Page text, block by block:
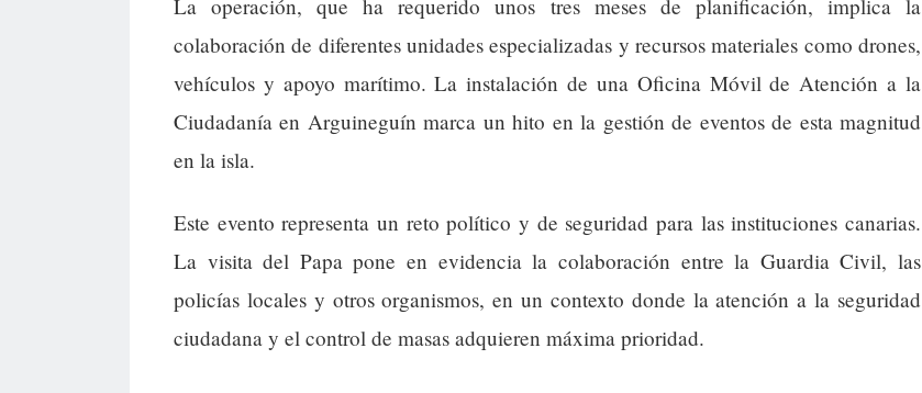
La operación, que ha requerido unos tres meses de planificación, implica la
colaboración de diferentes unidades especializadas y recursos materiales como drones,
vehículos y apoyo marítimo. La instalación de una Oficina Móvil de Atención a la
Ciudadanía en Arguineguín marca un hito en la gestión de eventos de esta magnitud
en la isla.
Este evento representa un reto político y de seguridad para las instituciones canarias.
La visita del Papa pone en evidencia la colaboración entre la Guardia Civil, las
policías locales y otros organismos, en un contexto donde la atención a la seguridad
ciudadana y el control de masas adquieren máxima prioridad.